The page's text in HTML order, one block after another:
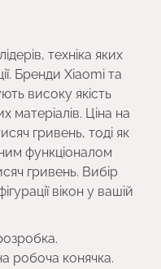
техніка яких
Бренди Xiaomi та
високу якість
матеріалів. Ціна на
гривень, тоді як
функціоналом
гривень. Вибір
вікон у вашій
робоча конячка.